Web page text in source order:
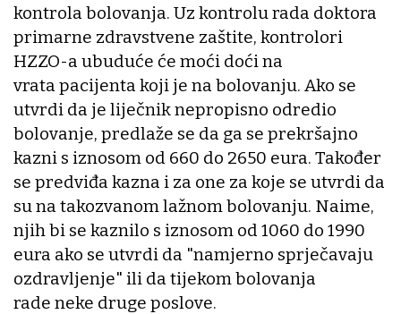
kontrola bolovanja. Uz kontrolu rada doktora
primarne zdravstvene zaštite, kontrolori
HZZO-a ubuduće će moći doći na
vrata pacijenta koji je na bolovanju. Ako se
utvrdi da je liječnik nepropisno odredio
bolovanje, predlaže se da ga se prekršajno
kazni s iznosom od 660 do 2650 eura. Također
se predviđa kazna i za one za koje se utvrdi da
su na takozvanom lažnom bolovanju. Naime,
njih bi se kaznilo s iznosom od 1060 do 1990
eura ako se utvrdi da "namjerno sprječavaju
ozdravljenje" ili da tijekom bolovanja
rade neke druge poslove.